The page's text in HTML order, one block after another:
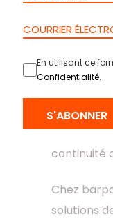
et la
processus
marchés.
pour
pour
continuité
Chez
solutions
En utilisant ce
Confidentialité.
S'ABONNER